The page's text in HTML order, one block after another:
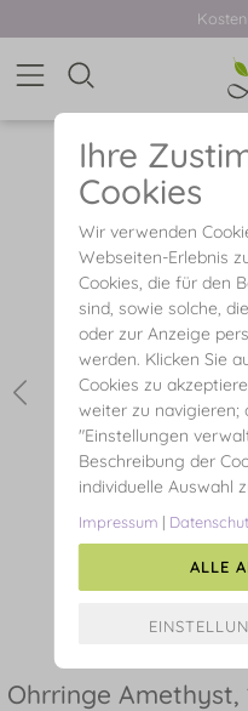
Ohrringe Amethyst,
Ihre
Cookies
Wir verwenden
Webseiten-Erlebnis
Cookies, die für den
sind, sowie solche,
oder zur Anzeige
werden. Klicken Sie
Cookies zu
weiter zu navigieren;
"Einstellungen
Beschreibung der
individuelle Auswahl
Impressum |
ALLE